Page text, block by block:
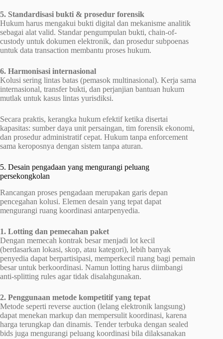
5. Standardisasi bukti & prosedur forensik
Hukum harus mengakui bukti digital dan mekanisme analitik
sebagai alat valid. Standar pengumpulan bukti, chain-of-
custody untuk dokumen elektronik, dan prosedur subpoenas
untuk data transaction membantu proses hukum.
6. Harmonisasi internasional
Kolusi sering lintas batas (pemasok multinasional). Kerja sama
internasional, transfer bukti, dan perjanjian bantuan hukum
mutlak untuk kasus lintas yurisdiksi.
Secara praktis, kerangka hukum efektif ketika disertai
kapasitas: sumber daya unit persaingan, tim forensik ekonomi,
dan prosedur administratif cepat. Hukum tanpa enforcement
sama keroposnya dengan sistem tanpa aturan.
5. Desain pengadaan yang mengurangi peluang
persekongkolan
Rancangan proses pengadaan merupakan garis depan
pencegahan kolusi. Elemen desain yang tepat dapat
mengurangi ruang koordinasi antarpenyedia.
1. Lotting dan pemecahan paket
Dengan memecah kontrak besar menjadi lot kecil
(berdasarkan lokasi, skop, atau kategori), lebih banyak
penyedia dapat berpartisipasi, memperkecil ruang bagi pemain
besar untuk berkoordinasi. Namun lotting harus diimbangi
anti-splitting rules agar tidak disalahgunakan.
2. Penggunaan metode kompetitif yang tepat
Metode seperti reverse auction (lelang elektronik langsung)
dapat menekan markup dan mempersulit koordinasi, karena
harga terungkap dan dinamis. Tender terbuka dengan sealed
bids juga mengurangi peluang koordinasi bila dilaksanakan